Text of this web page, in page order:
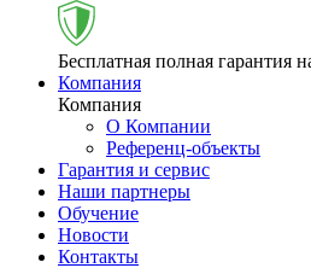
Бесплатная полная гарантия
Компания
Компания
О Компании
Референц-объекты
Гарантия и сервис
Наши партнеры
Обучение
Новости
Контакты